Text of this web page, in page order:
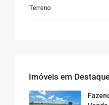
Terreno
Imóveis em